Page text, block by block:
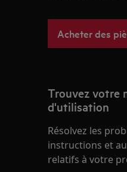
Acheter des
Trouvez votre
d'utilisation
Résolvez les
instructions et
relatifs à votre